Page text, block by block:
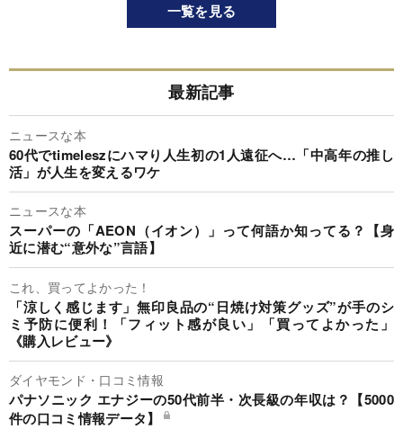
一覧を見る
最新記事
ニュースな本
60代でtimeleszにハマり人生初の1人遠征へ…「中高年の推し
活」が人生を変えるワケ
ニュースな本
スーパーの「AEON（イオン）」って何語か知ってる？【身
近に潜む“意外な”言語】
これ、買ってよかった！
「涼しく感じます」無印良品の“日焼け対策グッズ”が手のシ
ミ予防に便利！「フィット感が良い」「買ってよかった」
《購入レビュー》
ダイヤモンド・口コミ情報
パナソニック エナジーの50代前半・次長級の年収は？【5000
件の口コミ情報データ】